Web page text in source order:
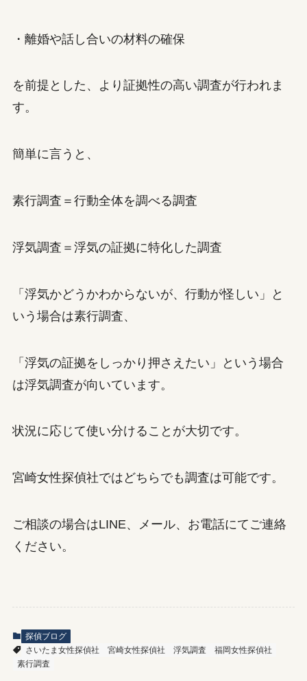
・離婚や話し合いの材料の確保
を前提とした、より証拠性の高い調査が行われま
す。
簡単に言うと、
素行調査＝行動全体を調べる調査
浮気調査＝浮気の証拠に特化した調査
「浮気かどうかわからないが、行動が怪しい」と
いう場合は素行調査、
「浮気の証拠をしっかり押さえたい」という場合
は浮気調査が向いています。
状況に応じて使い分けることが大切です。
宮崎女性探偵社ではどちらでも調査は可能です。
ご相談の場合はLINE、メール、お電話にてご連絡
ください。
探偵ブログ
さいたま女性探偵社
宮崎女性探偵社 浮気調査
福岡女性探偵社
素行調査